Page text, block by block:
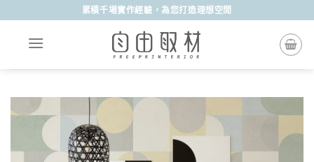
content
累積千場實作經驗，為您打造理想空間